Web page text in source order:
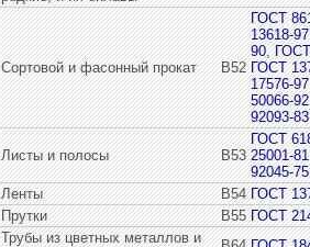
Сортовой и фасонный прокат В52
ГОСТ
13618-97
90,
ГОСТ
17576-97
50066-92
92093-83
Листы и полосы В53
ГОСТ
25001-81
92045-75
Ленты
В54 ГОСТ
Прутки
В55 ГОСТ
Трубы из цветных металлов и